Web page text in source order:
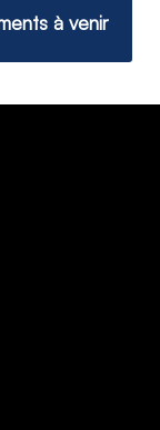
à venir